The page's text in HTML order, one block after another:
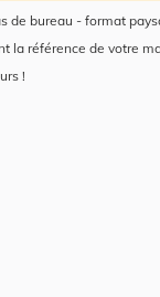
de bureau - format
la référence de votre
!